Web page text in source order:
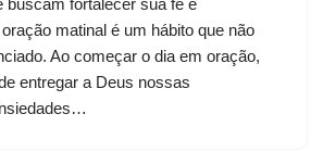
buscam fortalecer sua fé e
matinal é um hábito que não
Ao começar o dia em oração,
entregar a Deus nossas